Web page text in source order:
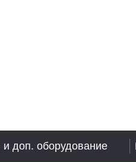
и доп. оборудование